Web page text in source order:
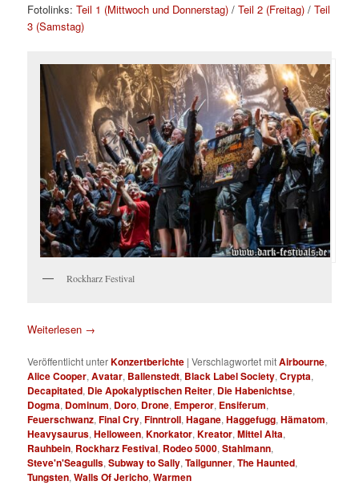
Fotolinks:Teil 1 (Mittwoch und Donnerstag) /Teil 2 (Freitag) /Teil
3 (Samstag)
Rockharz Festival
Weiterlesen →
Veröffentlicht unterKonzertberichte |Verschlagwortet mitAirbourne,
Alice Cooper,Avatar, Ballenstedt, Black Label Society,Crypta,
Decapitated, Die Apokalyptischen Reiter, Die Habenichtse,
Dogma, Dominum, Doro, Drone, Emperor, Ensiferum,
Feuerschwanz,Final Cry,Finntroll,Hagane,Haggefugg,Hämatom,
Heavysaurus,Helloween,Knorkator,Kreator,Mittel Alta,
Rauhbein, Rockharz Festival, Rodeo 5000,Stahlmann,
Steve'n'Seagulls,Subway to Sally,Tailgunner,The Haunted,
Tungsten,Walls Of Jericho,Warmen